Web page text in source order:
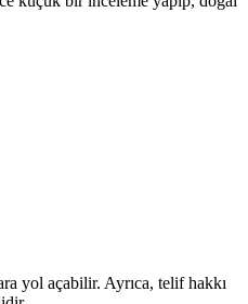
yol açabilir. Ayrıca, telif hakkı